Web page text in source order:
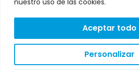
Personalizar
Aceptar todo